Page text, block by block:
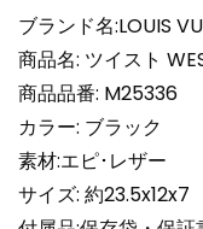
エ
ピ
バ
ッ
グ
lv301098
N
品
ブランド名:LOUIS
商品名: ツイスト
商品品番: M25336
カラー: ブラック
素材:エピ･レザー
サイズ: 約23.5x12x7